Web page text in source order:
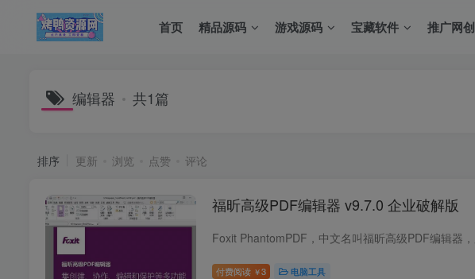
首页 精品源码 游戏源码 宝藏软件 推广网创
编辑器 共1篇
排序 更新 浏览 点赞 评论
福昕高级PDF编辑器 v9.7.0 企业破解版
付费阅读 ￥3 电脑工具